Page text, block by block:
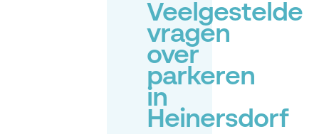
Veelgestelde
vragen
over
parkeren
in
Heinersdorf